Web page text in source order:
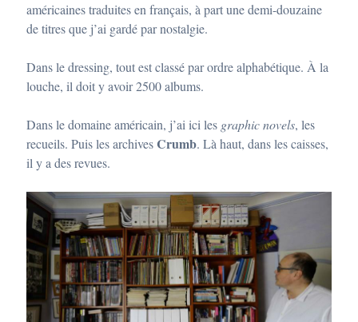
américaines traduites en français, à part une demi-douzaine
de titres que j’ai gardé par nostalgie.
Dans le dressing, tout est classé par ordre alphabétique. À la
louche, il doit y avoir 2500 albums.
Dans le domaine américain, j’ai ici les graphic novels, les
recueils. Puis les archivesCrumb. Là haut, dans les caisses,
il y a des revues.